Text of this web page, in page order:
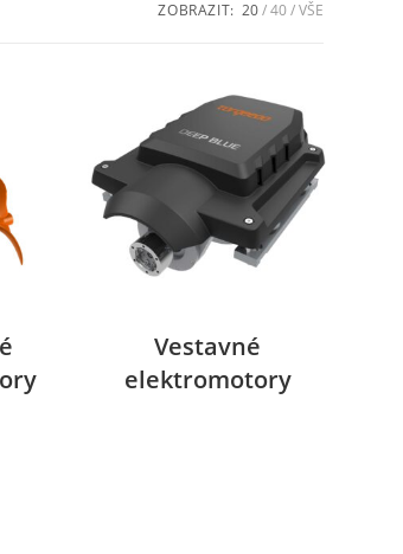
ZOBRAZIT: 20 40 VŠE
Vestavné
elektromotory